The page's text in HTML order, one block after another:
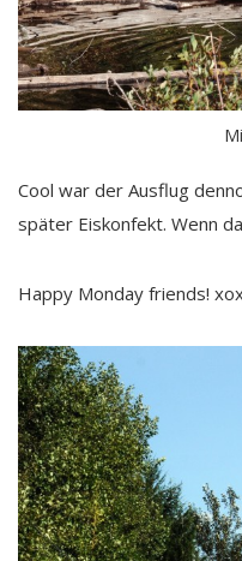
Cool war der Ausflug
später Eiskonfekt. Wenn
Happy Monday friends!